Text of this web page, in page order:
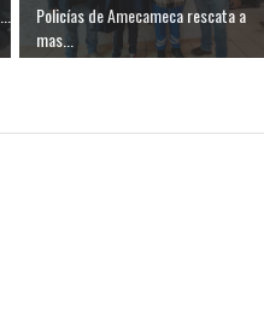
Policías de Amecameca rescata a
mas...